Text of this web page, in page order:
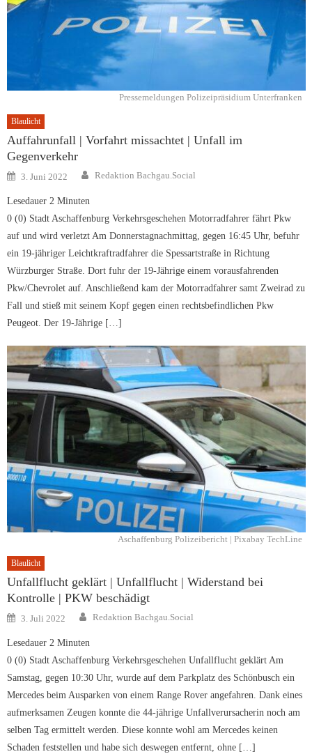
Pressemeldungen Polizeipräsidium Unterfranken
Blaulicht
Auffahrunfall | Vorfahrt missachtet | Unfall im
Gegenverkehr
Posted
on
3. Juni 2022 Author
Redaktion Bachgau.Social
Lesedauer 2 Minuten
0 (0) Stadt Aschaffenburg Verkehrsgeschehen Motorradfahrer fährt Pkw
auf und wird verletzt Am Donnerstagnachmittag, gegen 16:45 Uhr, befuhr
ein 19-jähriger Leichtkraftradfahrer die Spessartstraße in Richtung
Würzburger Straße. Dort fuhr der 19-Jährige einem vorausfahrenden
Pkw/Chevrolet auf. Anschließend kam der Motorradfahrer samt Zweirad zu
Fall und stieß mit seinem Kopf gegen einen rechtsbefindlichen Pkw
Peugeot. Der 19-Jährige […]
Aschaffenburg Polizeibericht | Pixabay TechLine
Blaulicht
Unfallflucht geklärt | Unfallflucht | Widerstand bei
Kontrolle | PKW beschädigt
Posted
on
3. Juli 2022 Author
Redaktion Bachgau.Social
Lesedauer 2 Minuten
0 (0) Stadt Aschaffenburg Verkehrsgeschehen Unfallflucht geklärt Am
Samstag, gegen 10:30 Uhr, wurde auf dem Parkplatz des Schönbusch ein
Mercedes beim Ausparken von einem Range Rover angefahren. Dank eines
aufmerksamen Zeugen konnte die 44-jährige Unfallverursacherin noch am
selben Tag ermittelt werden. Diese konnte wohl am Mercedes keinen
Schaden feststellen und habe sich deswegen entfernt, ohne […]